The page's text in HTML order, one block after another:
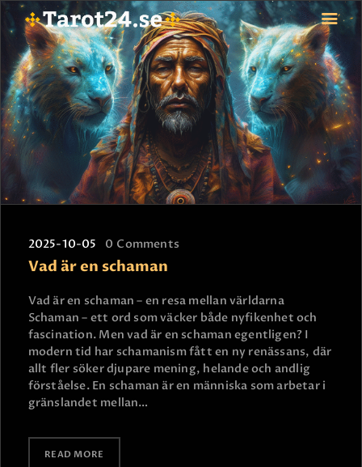
HEM
ASTROLOGI
STJÄRNTECKEN
TAROT
SPÅDAM-SIERSKA
JOBBA SOM SPÅDAM
BETALNING
FAQ
KONTAKTA OSS
2025-10-05 0 Comments
Vad är en schaman
Vad är en schaman – en resa mellan världarna
Schaman – ett ord som väcker både nyfikenhet och
fascination. Men vad är en schaman egentligen? I
modern tid har schamanism fått en ny renässans, där
allt fler söker djupare mening, helande och andlig
förståelse. En schaman är en människa som arbetar i
gränslandet mellan…
READ MORE